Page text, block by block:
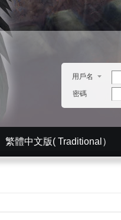
用戶名
密碼
繁體中文版( Traditional）